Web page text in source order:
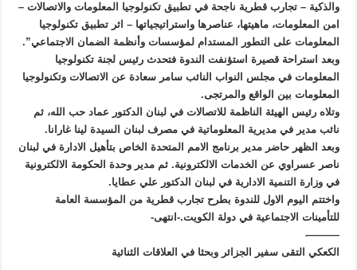
والذكية – تجارب قطرية ناجحة في تطبيق تكنولوجيا المعلومات والاتصالات –
امن المعلومات، ماهيتها، عناصرها واستراتيجياتها – اثر تطبيق تكنولوجيا
المعلومات على التطور المستدام لمؤسسات وأنظمة الضمان الاجتماعي”.
وبعد استراحة قصيرة استؤنفت الندوة فتحدث رئيس لجنة تكنولوجيا
المعلومات في مجلس النواب النائب سامر سعادة عن الاتصالات وتكنولوجيا
المعلومات بين الواقع والمرتجى.
وتلاه رئيس الهيئة الناظمة للاتصالات في لبنان الدكتور عماد حب الله، ثم
نائب مدير في مديرية المعلوماتية في مصرف لبنان السيدة لينا غارانا.
وبعد الظهر حاضر مدير برنامج الامم المتحدة الخاص بتأهيل الادارة في لبنان
ناصر عسراوي عن الخدمات الالكترونية. ثم مدير وحدة الحكومة الالكترونية
في وزارة التنمية الادارية في لبنان الدكتور علي عطايا.
واختتم اليوم الاول للندوة بطرح تجارب قطرية من المؤسسة العامة
للتأمينات الاجتماعية في دولة الكويت.-انتهى-
———-
الكعكي التقى سفير الجزائر وبحثا في العلاقات الثنائية